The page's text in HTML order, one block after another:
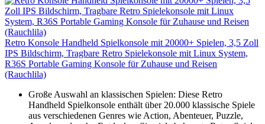
Retro Konsole Handheld Spielkonsole mit 20000+ Spielen, 3,5 Zoll
IPS Bildschirm, Tragbare Retro Spielekonsole mit Linux System,
R36S Portable Gaming Konsole für Zuhause und Reisen
(Rauchlila)
Große Auswahl an klassischen Spielen: Diese Retro
Handheld Spielkonsole enthält über 20.000 klassische Spiele
aus verschiedenen Genres wie Action, Abenteuer, Puzzle,